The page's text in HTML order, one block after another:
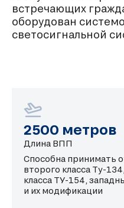
встречающих
оборудован
светосигнальной
2500 метров
Длина ВПП
Способна принимать
второго класса Ту-
класса ТУ-154,
и их модификации